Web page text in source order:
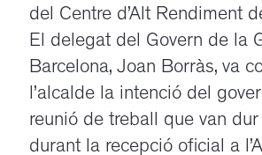
del Centre d’Alt Rendiment
El delegat del Govern de la
Barcelona, Joan Borràs, va
l’alcalde la intenció del
reunió de treball que van
durant la recepció oficial a